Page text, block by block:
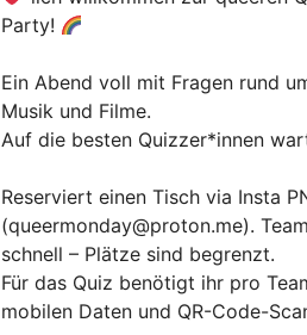
Party!
Ein Abend voll mit Fragen rund
Musik und Filme.
Auf die besten Quizzer*innen
Reserviert einen Tisch via Insta
(queermonday@proton.me).
schnell – Plätze sind begrenzt.
Für das Quiz benötigt ihr pro
mobilen Daten und QR-Code-